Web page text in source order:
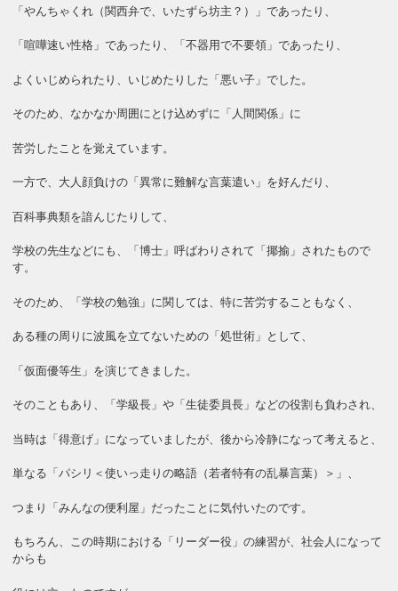
「やんちゃくれ（関西弁で、いたずら坊主？）」であったり、
「喧嘩速い性格」であったり、「不器用で不要領」であったり、
よくいじめられたり、いじめたりした「悪い子」でした。
そのため、なかなか周囲にとけ込めずに「人間関係」に
苦労したことを覚えています。
一方で、大人顔負けの「異常に難解な言葉遣い」を好んだり、
百科事典類を諳んじたりして、
学校の先生などにも、「博士」呼ばわりされて「揶揄」されたもので
す。
そのため、「学校の勉強」に関しては、特に苦労することもなく、
ある種の周りに波風を立てないための「処世術」として、
「仮面優等生」を演じてきました。
そのこともあり、「学級長」や「生徒委員長」などの役割も負わされ、
当時は「得意げ」になっていましたが、後から冷静になって考えると、
単なる「パシリ＜使いっ走りの略語（若者特有の乱暴言葉）＞」、
つまり「みんなの便利屋」だったことに気付いたのです。
もちろん、この時期における「リーダー役」の練習が、社会人になって
からも